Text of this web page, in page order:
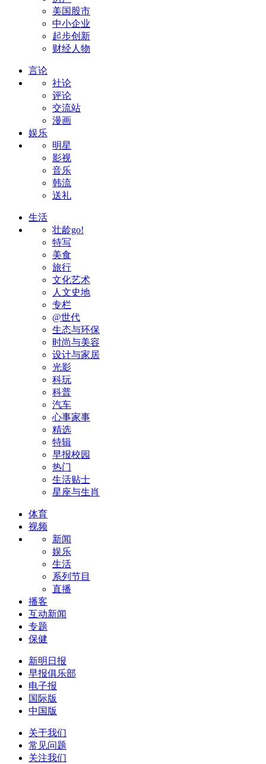
美国股市
中小企业
起步创新
财经人物
言论
社论
评论
交流站
漫画
娱乐
明星
影视
音乐
韩流
送礼
生活
壮龄go!
特写
美食
旅行
文化艺术
人文史地
专栏
@世代
生态与环保
时尚与美容
设计与家居
光影
科玩
科普
汽车
心事家事
精选
特辑
早报校园
热门
生活贴士
星座与生肖
体育
视频
新闻
娱乐
生活
系列节目
直播
播客
互动新闻
专题
保健
新明日报
早报俱乐部
电子报
国际版
中国版
关于我们
常见问题
关注我们